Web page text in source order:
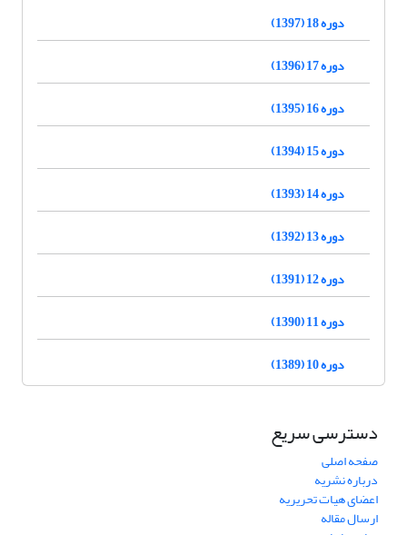
دوره 18 (1397)
دوره 17 (1396)
دوره 16 (1395)
دوره 15 (1394)
دوره 14 (1393)
دوره 13 (1392)
دوره 12 (1391)
دوره 11 (1390)
دوره 10 (1389)
دسترسی سریع
صفحه اصلی
درباره نشریه
اعضای هیات تحریریه
ارسال مقاله